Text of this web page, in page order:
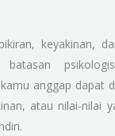
keyakinan,
batasan
anggap dapat
atau nilai-nilai